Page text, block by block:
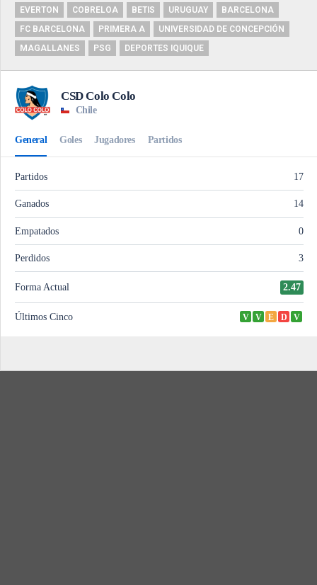
EVERTON
COBRELOA BETIS URUGUAY
BARCELONA
FC BARCELONA
PRIMERA A
UNIVERSIDAD DE CONCEPCIÓN
MAGALLANES
PSG DEPORTES IQUIQUE